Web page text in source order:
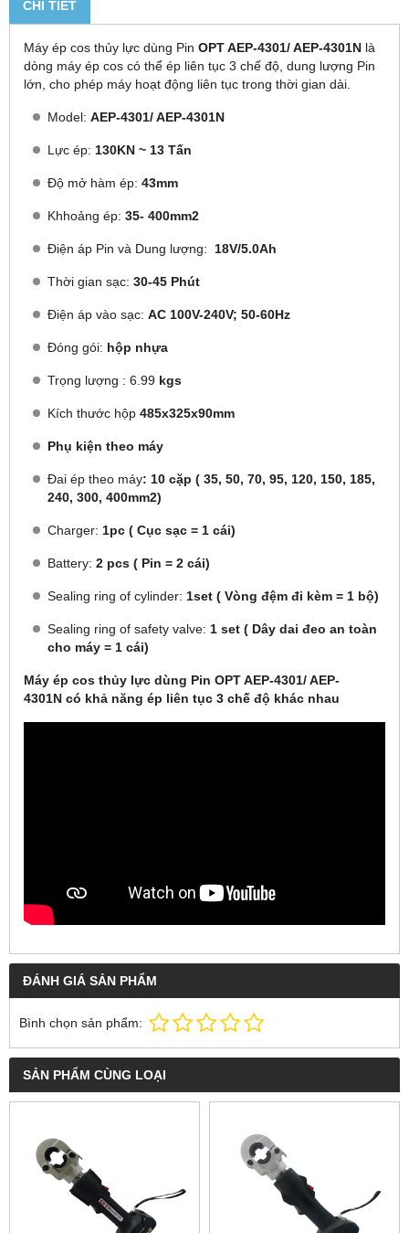
CHI TIẾT
Máy ép cos thủy lực dùng Pin OPT AEP-4301/ AEP-4301N là
dòng máy ép cos có thể ép liên tục 3 chế độ, dung lượng Pin
lớn, cho phép máy hoạt động liên tục trong thời gian dài.
Model: AEP-4301/ AEP-4301N
Lực ép: 130KN ~ 13 Tấn
Độ mở hàm ép: 43mm
Khhoảng ép: 35- 400mm2
Điện áp Pin và Dung lượng: 18V/5.0Ah
Thời gian sạc: 30-45 Phút
Điện áp vào sạc: AC 100V-240V; 50-60Hz
Đóng gói: hộp nhựa
Trọng lượng : 6.99 kgs
Kích thước hộp 485x325x90mm
Phụ kiện theo máy
Đai ép theo máy: 10 cặp ( 35, 50, 70, 95, 120, 150, 185,
240, 300, 400mm2)
Charger: 1pc ( Cục sạc = 1 cái)
Battery: 2 pcs ( Pin = 2 cái)
Sealing ring of cylinder: 1set ( Vòng đệm đi kèm = 1 bộ)
Sealing ring of safety valve: 1 set ( Dây dai đeo an toàn
cho máy = 1 cái)
Máy ép cos thủy lực dùng Pin OPT AEP-4301/ AEP-
4301N có khả năng ép liên tục 3 chế độ khác nhau
ĐÁNH GIÁ SẢN PHẨM
Bình chọn sản phẩm:
SẢN PHẨM CÙNG LOẠI